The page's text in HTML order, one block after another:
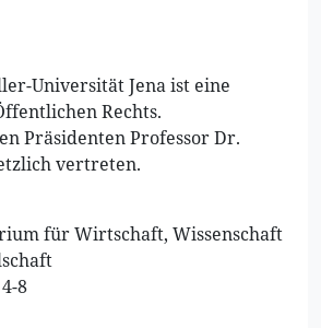
Universität Jena ist eine
Rechts.
Präsidenten Professor Dr.
vertreten.
für Wirtschaft, Wissenschaft
8